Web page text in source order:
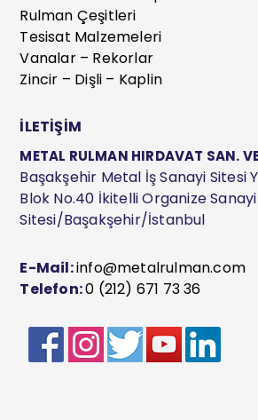
Rulman Çeşitleri
Tesisat Malzemeleri
Vanalar – Rekorlar
Zincir – Dişli – Kaplin
İLETİŞİM
METAL RULMAN HIRDAVAT SAN.
Başakşehir Metal İş Sanayi Sitesi
Blok No.40 İkitelli Organize Sanayi
Sitesi/Başakşehir/İstanbul
E-Mail:info@metalrulman.com
Telefon:0 (212) 671 73 36